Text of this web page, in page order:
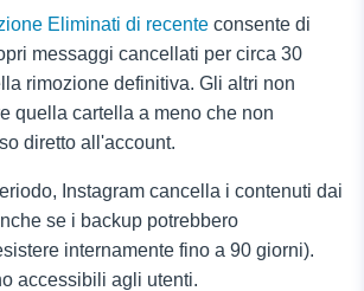
Eliminati di recente consente di
messaggi cancellati per circa 30
rimozione definitiva. Gli altri non
quella cartella a meno che non
diretto all'account.
Instagram cancella i contenuti dai
se i backup potrebbero
internamente fino a 90 giorni).
accessibili agli utenti.